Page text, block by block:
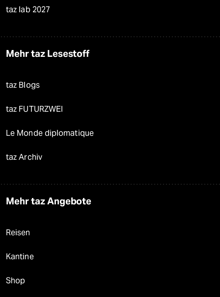
taz lab 2027
Mehr taz Lesestoff
taz Blogs
taz FUTURZWEI
Le Monde diplomatique
taz Archiv
Mehr taz Angebote
Reisen
Kantine
Shop